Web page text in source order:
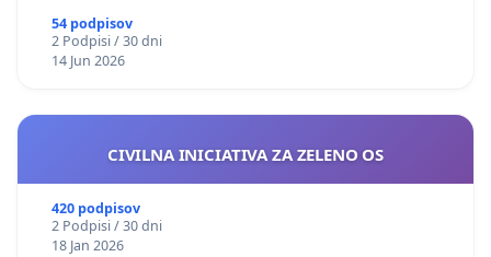
54 podpisov
2 Podpisi / 30 dni
14 Jun 2026
CIVILNA INICIATIVA ZA ZELENO OS
420 podpisov
2 Podpisi / 30 dni
18 Jan 2026